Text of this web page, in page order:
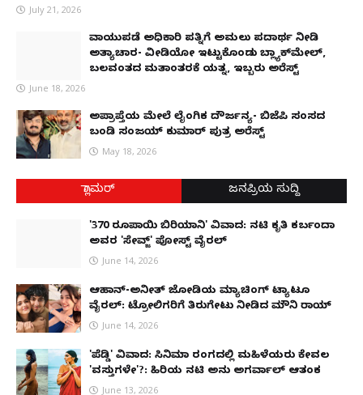
July 21, 2026
ವಾಯುಪಡೆ ಅಧಿಕಾರಿ ಪತ್ನಿಗೆ ಅಮಲು ಪದಾರ್ಥ ನೀಡಿ
ಅತ್ಯಾಚಾರ- ವೀಡಿಯೋ ಇಟ್ಟುಕೊಂಡು ಬ್ಲ್ಯಾಕ್‌ಮೇಲ್,
ಬಲವಂತದ ಮತಾಂತರಕ್ಕೆ ಯತ್ನ, ಇಬ್ಬರು ಅರೆಸ್ಟ್
June 18, 2026
ಅಪ್ರಾಪ್ತೆಯ ಮೇಲೆ ಲೈಂಗಿಕ ದೌರ್ಜನ್ಯ- ಬಿಜೆಪಿ ಸಂಸದ
ಬಂಡಿ ಸಂಜಯ್ ಕುಮಾರ್ ಪುತ್ರ ಅರೆಸ್ಟ್
May 18, 2026
ಗ್ಲಾಮರ್ ಜನಪ್ರಿಯ ಸುದ್ದಿ
'370 ರೂಪಾಯಿ ಬಿರಿಯಾನಿ' ವಿವಾದ: ನಟಿ ಕೃತಿ ಕರ್ಬಂದಾ
ಅವರ 'ಸೇವ್ಜ್' ಪೋಸ್ಟ್ ವೈರಲ್
June 14, 2026
ಆಹಾನ್-ಅನೀತ್ ಜೋಡಿಯ ಮ್ಯಾಚಿಂಗ್ ಟ್ಯಾಟೂ
ವೈರಲ್: ಟ್ರೋಲಿಗರಿಗೆ ತಿರುಗೇಟು ನೀಡಿದ ಮೌನಿ ರಾಯ್
June 14, 2026
'ಪೆಡ್ಡಿ' ವಿವಾದ: ಸಿನಿಮಾ ರಂಗದಲ್ಲಿ ಮಹಿಳೆಯರು ಕೇವಲ
'ವಸ್ತುಗಳೇ'?: ಹಿರಿಯ ನಟಿ ಅನು ಅಗರ್ವಾಲ್ ಆತಂಕ
June 13, 2026